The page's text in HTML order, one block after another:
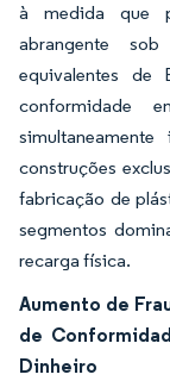
à medida que
abrangente
equivalentes de
conformidade
construções
fabricação de
segmentos
recarga física.
Aumento de
de
Dinheiro